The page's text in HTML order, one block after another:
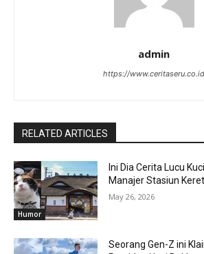
admin
https://www.ceritaseru.co.id
RELATED ARTICLES
Humor
Ini Dia Cerita Lucu
Manajer Stasiun
May 26, 2026
Seorang Gen-Z ini